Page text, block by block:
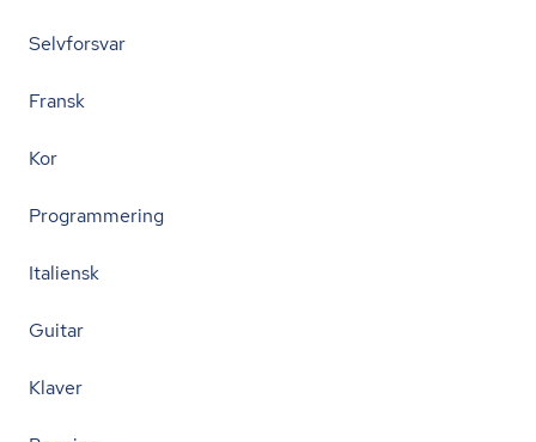
Selvforsvar
Fransk
Kor
Programmering
Italiensk
Guitar
Klaver